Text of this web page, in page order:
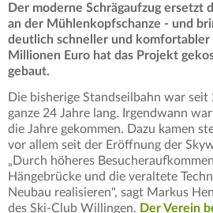
Der moderne Schrägaufzug ersetzt
an der Mühlenkopfschanze - und
deutlich schneller und komfortabler
Millionen Euro hat das Projekt
gebaut.
Die bisherige Standseilbahn war
ganze 24 Jahre lang. Irgendwann
die Jahre gekommen. Dazu kamen
vor allem seit der Eröffnung der
„Durch höheres
Hängebrücke und die veraltete
Neubau realisieren", sagt Markus
des Ski-Club Willingen. Der Verein